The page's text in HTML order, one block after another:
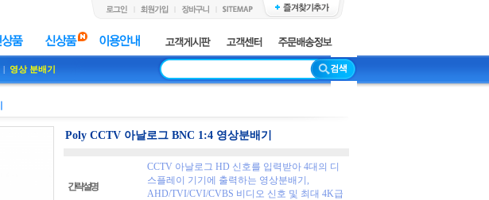
| 영상 분배기
Poly CCTV 아날로그 BNC 1:4 영상분배기
간략설명
CCTV 아날로그 HD 신호를 입력받아 4대의 디
스플레이 기기에 출력하는 영상분배기,
AHD/TVI/CVI/CVBS 비디오 신호 및 최대 4K급